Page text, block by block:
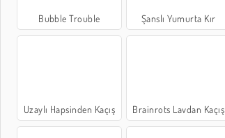
Bubble Trouble Şanslı Yumurta Kır
Uzaylı Hapsinden Kaçış Brainrots Lavdan Kaçış